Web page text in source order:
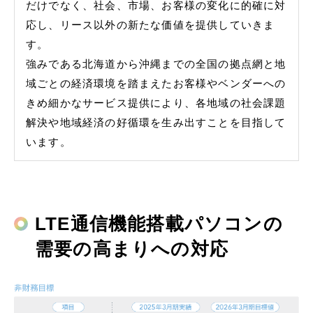
だけでなく、社会、市場、お客様の変化に的確に対
応し、リース以外の新たな価値を提供していきま
す。
強みである北海道から沖縄までの全国の拠点網と地
域ごとの経済環境を踏まえたお客様やベンダーへの
きめ細かなサービス提供により、各地域の社会課題
解決や地域経済の好循環を生み出すことを目指して
います。
LTE通信機能搭載パソコンの
需要の高まりへの対応